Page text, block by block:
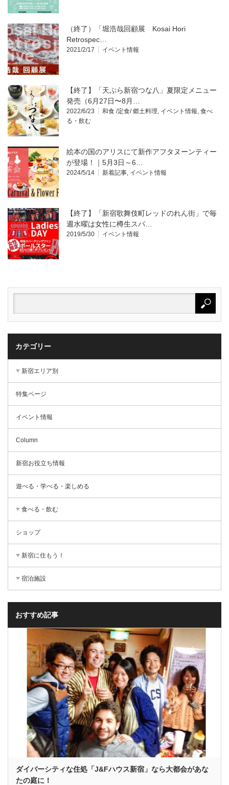
（終了）「堀浩哉回顧展 Kosai Hori
Retrospec…
2021/2/17 イベント情報
【終了】「天ぷら新宿つな八」夏限定メニュー
発売（6月27日〜8月…
2022/6/23 和食 /定食/ 郷土料理, イベント情報, 食べ
る・飲む
絵本の国のアリスにて新作アフタヌーンティー
が登場！｜5月3日～6…
2024/5/14 新着記事, イベント情報
【終了】「新宿歌舞伎町レッドのれん街」で毎
週水曜は女性に樽生スパ…
2019/5/30 イベント情報
カテゴリー
新宿エリア別
特集ページ
イベント情報
Column
新宿お役立ち情報
遊べる・学べる・楽しめる
食べる・飲む
ショップ
新宿に住もう！
宿泊施設
おすすめ記事
ダイバーシティな住処「J&Fハウス新宿」なら大都会があな
たの庭に！